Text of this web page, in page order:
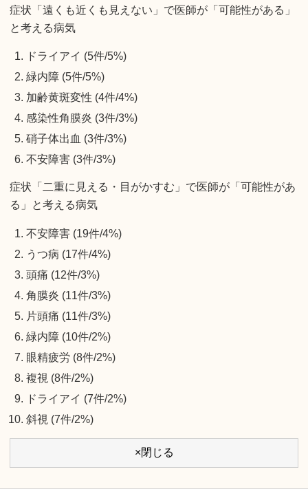
症状「遠くも近くも見えない」で医師が「可能性がある」
と考える病気
ドライアイ (5件/5%)
緑内障 (5件/5%)
加齢黄斑変性 (4件/4%)
感染性角膜炎 (3件/3%)
硝子体出血 (3件/3%)
不安障害 (3件/3%)
症状「二重に見える・目がかすむ」で医師が「可能性があ
る」と考える病気
不安障害 (19件/4%)
うつ病 (17件/4%)
頭痛 (12件/3%)
角膜炎 (11件/3%)
片頭痛 (11件/3%)
緑内障 (10件/2%)
眼精疲労 (8件/2%)
複視 (8件/2%)
ドライアイ (7件/2%)
斜視 (7件/2%)
×閉じる